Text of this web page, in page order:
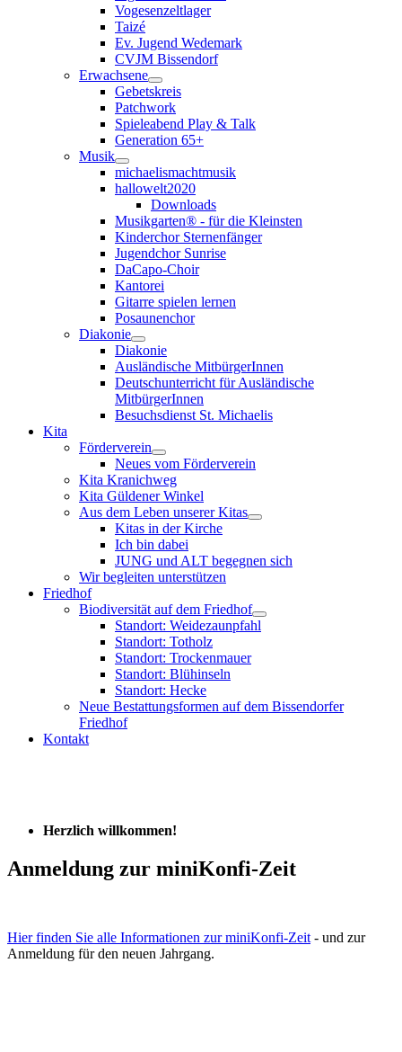
Vogesenzeltlager
Taizé
Ev. Jugend Wedemark
CVJM Bissendorf
Erwachsene
Gebetskreis
Patchwork
Spieleabend Play & Talk
Generation 65+
Musik
michaelismachtmusik
hallowelt2020
Downloads
Musikgarten® - für die Kleinsten
Kinderchor Sternenfänger
Jugendchor Sunrise
DaCapo-Choir
Kantorei
Gitarre spielen lernen
Posaunenchor
Diakonie
Diakonie
Ausländische MitbürgerInnen
Deutschunterricht für Ausländische
MitbürgerInnen
Besuchsdienst St. Michaelis
Kita
Förderverein
Neues vom Förderverein
Kita Kranichweg
Kita Güldener Winkel
Aus dem Leben unserer Kitas
Kitas in der Kirche
Ich bin dabei
JUNG und ALT begegnen sich
Wir begleiten unterstützen
Friedhof
Biodiversität auf dem Friedhof
Standort: Weidezaunpfahl
Standort: Totholz
Standort: Trockenmauer
Standort: Blühinseln
Standort: Hecke
Neue Bestattungsformen auf dem Bissendorfer
Friedhof
Kontakt
Herzlich willkommen!
Anmeldung zur miniKonfi-Zeit
Hier finden Sie alle Informationen zur miniKonfi-Zeit - und zur
Anmeldung für den neuen Jahrgang.